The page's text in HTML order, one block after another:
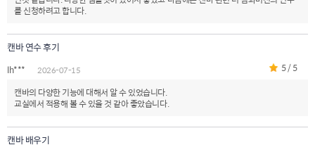
를 신청하려고 합니다.
캔바 연수 후기
lh*** 2026-07-15
5 / 5
캔바의 다양한 기능에 대해서 알 수 있었습니다.
교실에서 적용해 볼 수 있을 것 같아 좋았습니다.
캔바 배우기